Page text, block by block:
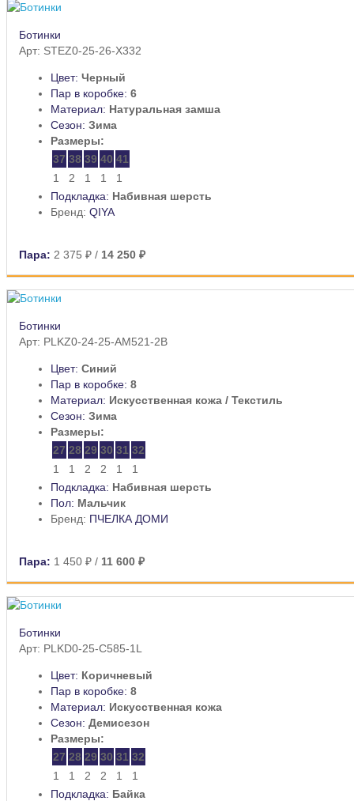
Ботинки
Арт: STEZ0-25-26-X332
Цвет: Черный
Пар в коробке: 6
Материал: Натуральная замша
Сезон: Зима
Размеры:
37 38 39 40 41
1
2 1 1
1
Подкладка: Набивная шерсть
Бренд: QIYA
Пара: 2 375 ₽ / 14 250 ₽
Ботинки
Арт: PLKZ0-24-25-AM521-2B
Цвет: Синий
Пар в коробке: 8
Материал: Искусственная кожа / Текстиль
Сезон: Зима
Размеры:
27 28 29 30 31 32
1
1 2 2 1
1
Подкладка: Набивная шерсть
Пол: Мальчик
Бренд: ПЧЕЛКА ДОМИ
Пара: 1 450 ₽ / 11 600 ₽
Ботинки
Арт: PLKD0-25-C585-1L
Цвет: Коричневый
Пар в коробке: 8
Материал: Искусственная кожа
Сезон: Демисезон
Размеры:
27 28 29 30 31 32
1
1 2 2 1
1
Подкладка: Байка